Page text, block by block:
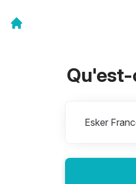
Qu'est-
Esker